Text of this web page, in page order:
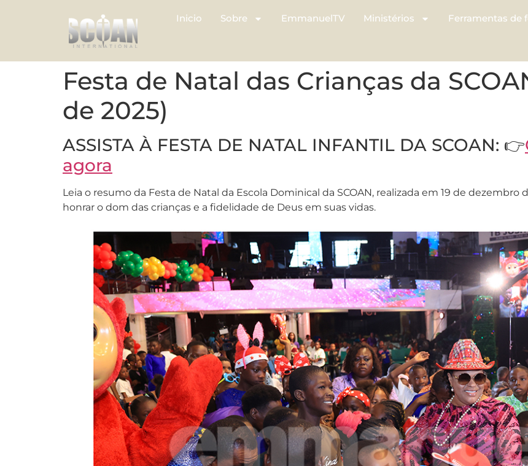
Inicio Sobre EmmanuelTV Ministérios Ferramentas de
Festa de Natal das Crianças da
de 2025)
ASSISTA À FESTA DE NATAL INFANTIL DA SCOAN: 👉
agora
Leia o resumo da Festa de Natal da Escola Dominical da SCOAN, realizada em 19 de dezembro
honrar o dom das crianças e a fidelidade de Deus em suas vidas.